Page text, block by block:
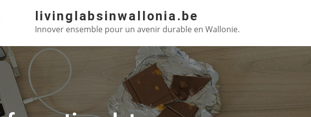
livinglabsinwallonia.be
Innover ensemble pour un avenir durable en Wallonie.